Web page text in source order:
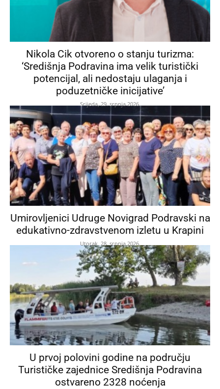
Nikola Cik otvoreno o stanju turizma:
‘Središnja Podravina ima velik turistički
potencijal, ali nedostaju ulaganja i
poduzetničke inicijative’
Srijeda, 29. srpnja 2026.
Umirovljenici Udruge Novigrad Podravski na
edukativno-zdravstvenom izletu u Krapini
Utorak, 28. srpnja 2026.
U prvoj polovini godine na području
Turističke zajednice Središnja Podravina
ostvareno 2328 noćenja